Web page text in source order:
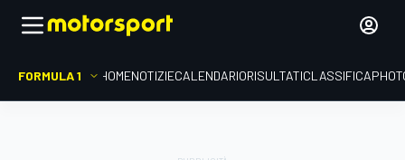
FORMULA 1 HOMENOTIZIECALENDARIORISULTATICLASSIFICA